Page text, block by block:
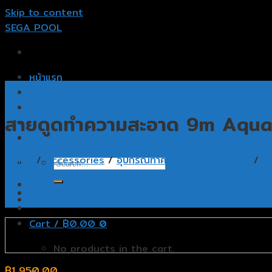
Skip to content
SEGA POOL
หน้าแรก
อุปกรณ์สระว่ายน้ำ
ติดต่อเรา
Cart /฿0.00 0
No products in the cart.
สายดูดทำความสะอาด 9m
Home / Accessories / อุปกรณ์ทำความสะอาดสระว่ายน้ำ /